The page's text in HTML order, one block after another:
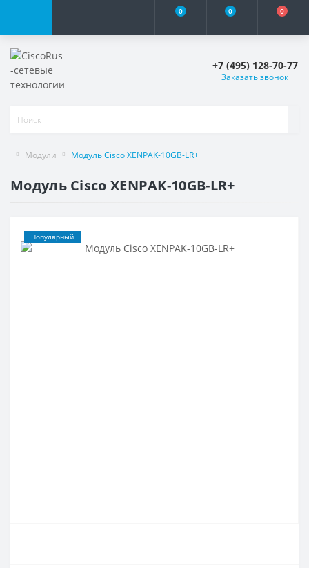
0 0 0
+7 (495) 128-70-77
Заказать звонок
Модули Модуль Cisco XENPAK-10GB-LR+
Модуль Cisco XENPAK-10GB-LR+
Популярный